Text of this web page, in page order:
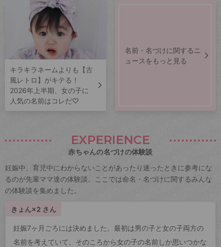
キラキラネームよりも【古
風レトロ】がキテる！
2026年上半期、女の子に
人気の名前はコレだ♡
名前・名づけに関するニ
ュースをもっと見る
EXPERIENCE
赤ちゃんの名づけの体験談
妊娠中、育児中にわからないことがあったり迷ったときに参考にな
るのが先輩ママ達の体験談。ここでは命名・名づけに関するみんな
の体験談を集めました。
きょん×2 さん
妊娠7ヶ月ごろには決めました。最初は男の子と女の子両方の
名前を考えていて、そのころから女の子の名前しか思いつかな